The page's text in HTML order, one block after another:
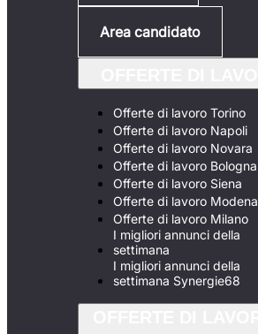
Area candidato
Offerte di lavoro Torino
Offerte di lavoro Napoli
Offerte di lavoro Novara
Offerte di lavoro Bologna
Offerte di lavoro Siena
Offerte di lavoro Modena
Offerte di lavoro Milano
I migliori annunci della
settimana
I migliori annunci della
settimana Synergie68